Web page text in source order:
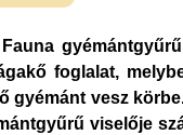
Fauna
foglalat,
gyémánt vesz
viselője